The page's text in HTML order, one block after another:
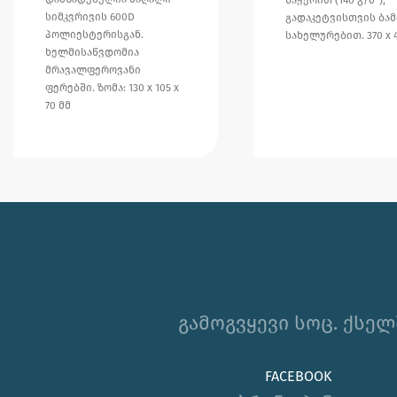
სიმკვრივის 600D
პოლიესტერისგან.
ხელმისაწვდომია
მრავალფეროვანი
ფერებში. ზომა: 130 x 105 x
70 მმ
გადაკეტვისთვის
სახელურებით. 370 x
გამოგვყევი სოც.
FACEBOOK